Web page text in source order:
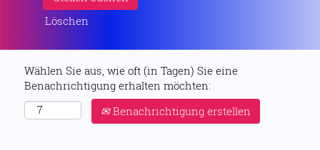
Löschen
Wählen Sie aus, wie oft (in Tagen) Sie eine
Benachrichtigung erhalten möchten:
Benachrichtigung erstellen